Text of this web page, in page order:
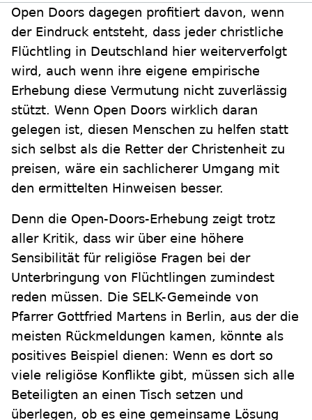
Open Doors dagegen profitiert davon, wenn
der Eindruck entsteht, dass jeder christliche
Flüchtling in Deutschland hier weiterverfolgt
wird, auch wenn ihre eigene empirische
Erhebung diese Vermutung nicht zuverlässig
stützt. Wenn Open Doors wirklich daran
gelegen ist, diesen Menschen zu helfen statt
sich selbst als die Retter der Christenheit zu
preisen, wäre ein sachlicherer Umgang mit
den ermittelten Hinweisen besser.
Denn die Open-Doors-Erhebung zeigt trotz
aller Kritik, dass wir über eine höhere
Sensibilität für religiöse Fragen bei der
Unterbringung von Flüchtlingen zumindest
reden müssen. Die SELK-Gemeinde von
Pfarrer Gottfried Martens in Berlin, aus der die
meisten Rückmeldungen kamen, könnte als
positives Beispiel dienen: Wenn es dort so
viele religiöse Konflikte gibt, müssen sich alle
Beteiligten an einen Tisch setzen und
überlegen, ob es eine gemeinsame Lösung